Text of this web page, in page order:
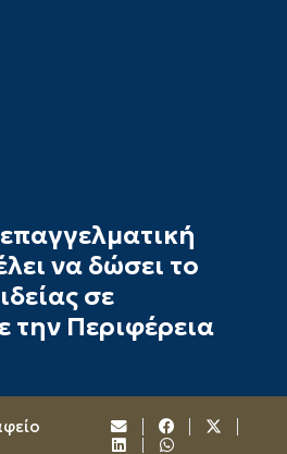
να δώσει το
σε
την Περιφέρεια